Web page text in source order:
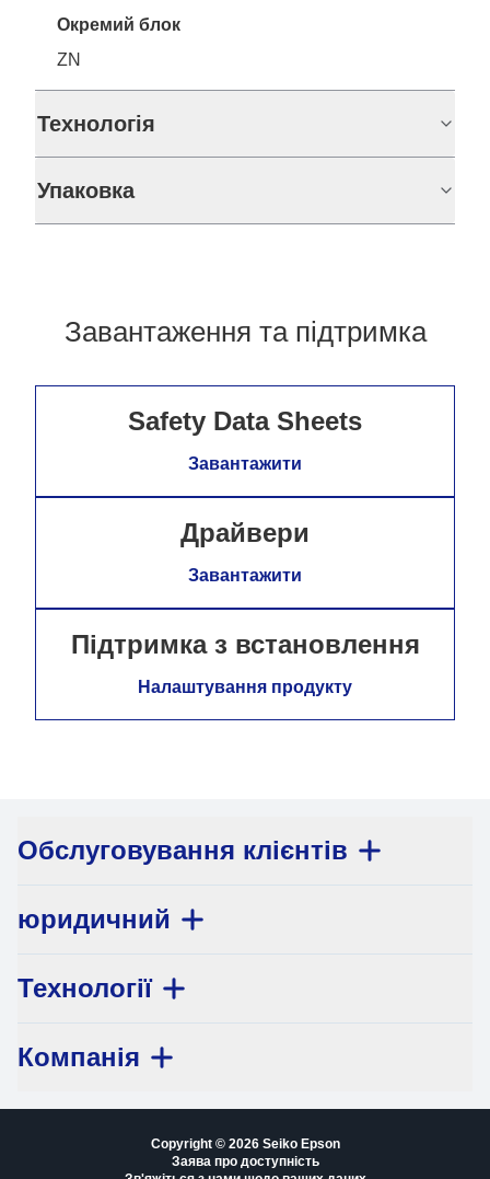
Окремий блок
ZN
Технологія
Упаковка
Завантаження та підтримка
Safety Data Sheets
Завантажити
Драйвери
Завантажити
Підтримка з встановлення
Налаштування продукту
Обслуговування клієнтів
юридичний
Технології
Компанія
Copyright © 2026 Seiko Epson
Заява про доступність